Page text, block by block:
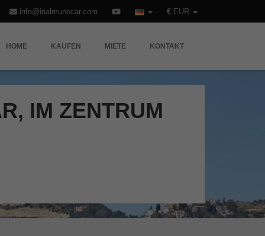
€ EUR
info@inalmunecar.com
HOME KAUFEN MIETE KONTAKT
IM ZENTRUM